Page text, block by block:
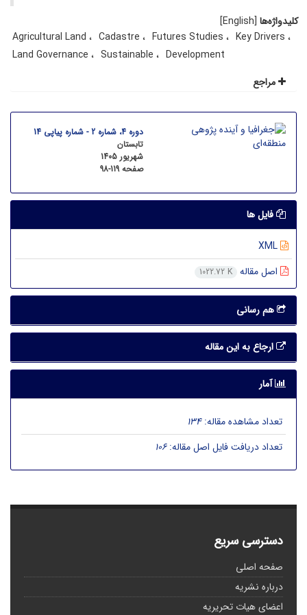
کلیدواژه‌ها [English]
Agricultural Land
Cadastre Futures Studies
Key Drivers
Land Governance
Sustainable
Development
مراجع
دوره 4، شماره 2 - شماره پیاپی 14
تابستان
شهریور 1405
صفحه98-119
فایل ها
اصل مقاله 1022.72 K
هم رسانی
ارجاع به این مقاله
آمار
تعداد مشاهده مقاله:134
تعداد دریافت فایل اصل مقاله:106
دسترسی سریع
صفحه اصلی
درباره نشریه
اعضای هیات تحریریه